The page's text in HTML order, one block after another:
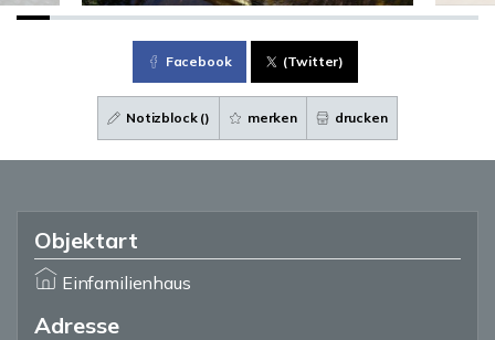
Facebook (Twitter)
Notizblock () merken drucken
Objektart
Einfamilienhaus
Adresse